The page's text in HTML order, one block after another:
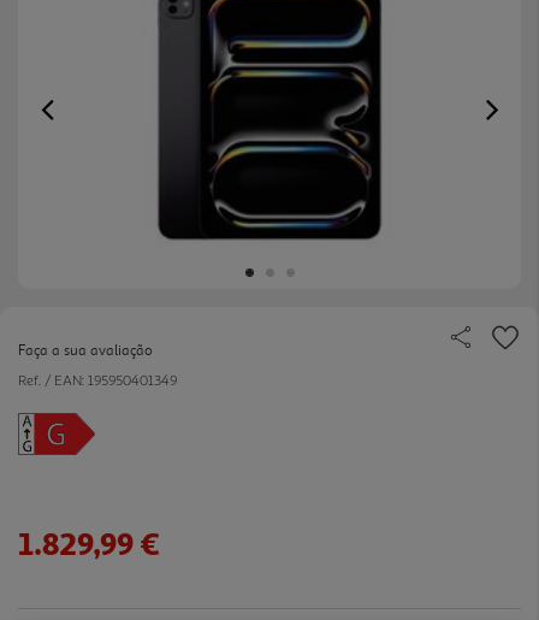
Previous
Faça a sua avaliação
Ref. / EAN: 195950401349
1.829,99 €